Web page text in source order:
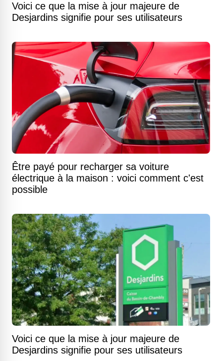
Voici ce que la mise à jour majeure de
Desjardins signifie pour ses utilisateurs
Être payé pour recharger sa voiture
électrique à la maison : voici comment c'est
possible
Voici ce que la mise à jour majeure de
Desjardins signifie pour ses utilisateurs